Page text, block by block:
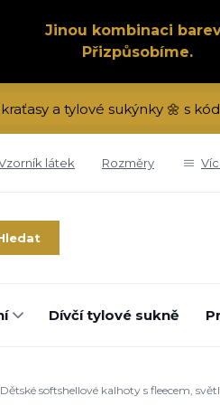
Jinou kombinaci
Přizpůsobíme.
a tylové sukýnky 🌼 s
látek Rozměry
Dívčí tylové sukně
Dětské softshellové kalhoty s fleecem,